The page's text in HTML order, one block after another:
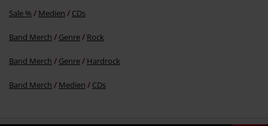
Sale % Medien CDs
Band Merch Genre Rock
Band Merch Genre Hardrock
Band Merch Medien CDs